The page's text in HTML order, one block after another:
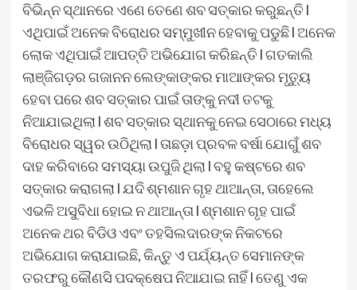
ବିଭିନ୍ନ ସ୍ଥାନରେ ଏଣେ ତେଣେ ଶବ ସତ୍କାର କରୁଛନ୍ତି l
ଏଥିପାଇଁ ଅନେକ ବିରୋଧର ସମ୍ମୁଖୀନ ହେବାକୁ ପଡୁଛି l ଅନେକ
ଲୋକ ଏଥିପାଇଁ ଆପତ୍ତି ଅଭିଯୋଗ କରିଛନ୍ତି l ଗତକାଲି
ଲାଞ୍ଜିଗଡ଼ର ଗଜାନନ ଲେଙ୍କାଙ୍କର ମାଆଙ୍କର ମୃତ୍ୟୁ
ହେବା ପରେ ଶବ ସତ୍କାର ପାଇଁ ତାଙ୍କୁ ନଦୀ ତଟକୁ
ନିଆଯାଇଥିଲା l ଶବ ସତ୍କାର ସ୍ଥାନକୁ ନେଇ ସେଠାରେ ମଧ୍ୟ
ବିରୋଧର ସ୍ୱର ଉଠିଥିଲା l ତାଛଡ଼ା ପ୍ରବଳ ବର୍ଷା ଯୋଗୁଁ ଶବ
ଦାହ କରିବାରେ ସମସ୍ୟା ଉପୁଜି ଥିଲା l ବହୁ କଷ୍ଟରେ ଶବ
ସତ୍କାର କରାଗଲା l ଯଦି ଶ୍ମଶାନ ଗୃହ ଥାଆନ୍ତା, ତାହେଲେ
ଏଭଳି ଅସୁବିଧା ହୋଇ ନ ଥାଆନ୍ତା l ଶ୍ମଶାନ ଗୃହ ପାଇଁ
ଅନେକ ଥର ବିଡିଓ ଏବଂ ତହସିଲଦାରଙ୍କ ନିକଟରେ
ଅଭିଯୋଗ କରାଯାଇଛି, କିନ୍ତୁ ଏ ପର୍ଯ୍ୟନ୍ତ ସେମାନଙ୍କ
ତରଫରୁ କୌଣସି ପଦକ୍ଷେପ ନିଆଯାଇ ନାହିଁ l ତେଣୁ ଏକ